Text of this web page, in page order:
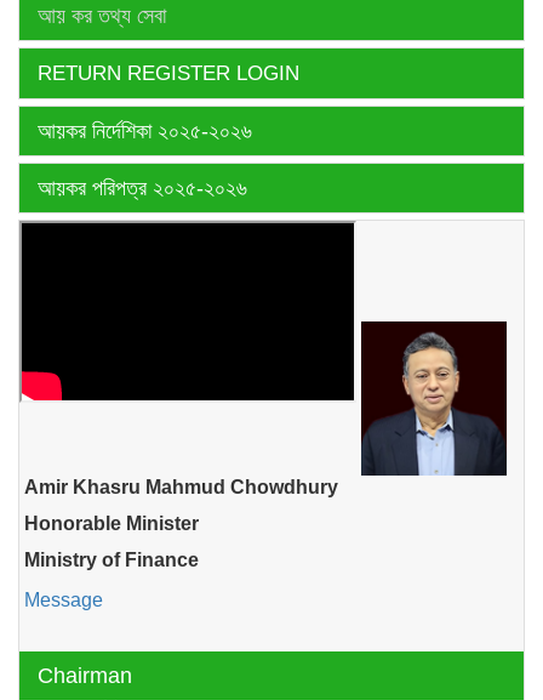
আয় কর তথ্য সেবা
RETURN REGISTER LOGIN
আয়কর নির্দেশিকা ২০২৫-২০২৬
আয়কর পরিপত্র ২০২৫-২০২৬
Amir Khasru Mahmud Chowdhury
Honorable Minister
Ministry of Finance
Message
Chairman